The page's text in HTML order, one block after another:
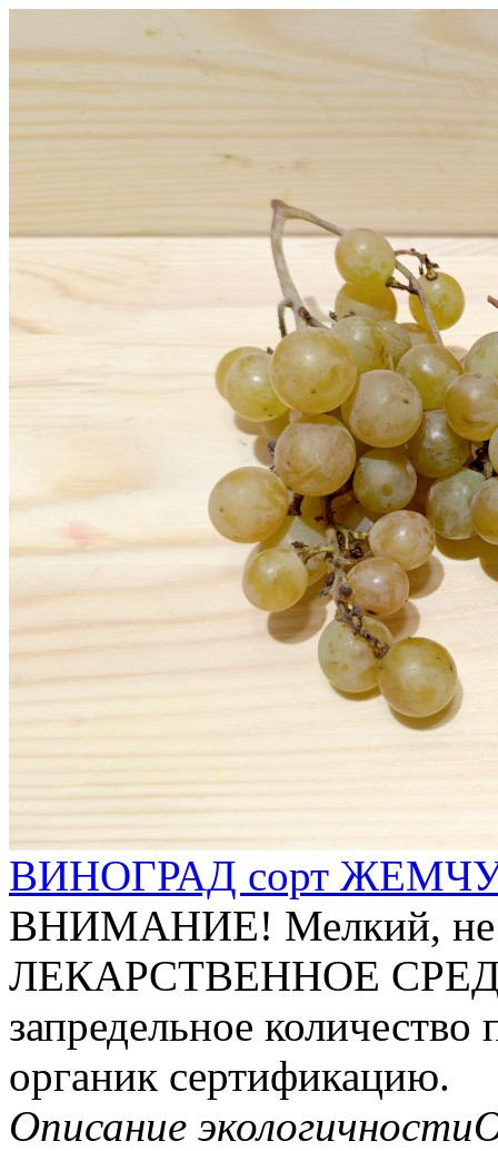
ВИНОГРАД сорт
ВНИМАНИЕ! Мелкий, не
ЛЕКАРСТВЕННОЕ
запредельное
органик сертификацию.
Описание экологичности